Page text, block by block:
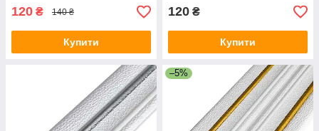
120 ₴ 140 ₴
Купити
120 ₴
Купити
–5%